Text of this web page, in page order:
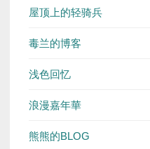
屋顶上的轻骑兵
毒兰的博客
浅色回忆
浪漫嘉年華
熊熊的BLOG